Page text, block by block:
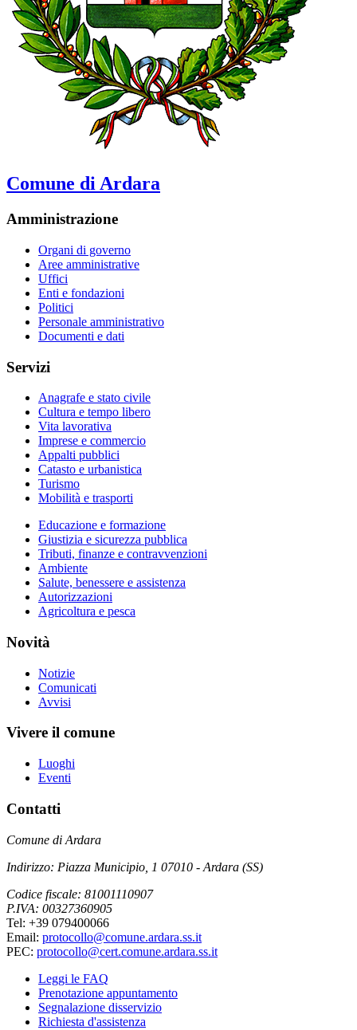
Comune di Ardara
Amministrazione
Organi di governo
Aree amministrative
Uffici
Enti e fondazioni
Politici
Personale amministrativo
Documenti e dati
Servizi
Anagrafe e stato civile
Cultura e tempo libero
Vita lavorativa
Imprese e commercio
Appalti pubblici
Catasto e urbanistica
Turismo
Mobilità e trasporti
Educazione e formazione
Giustizia e sicurezza pubblica
Tributi, finanze e contravvenzioni
Ambiente
Salute, benessere e assistenza
Autorizzazioni
Agricoltura e pesca
Novità
Notizie
Comunicati
Avvisi
Vivere il comune
Luoghi
Eventi
Contatti
Comune di Ardara
Indirizzo: Piazza Municipio, 1 07010 - Ardara (SS)
Codice fiscale: 81001110907
P.IVA: 00327360905
Tel: +39 079400066
Email: protocollo@comune.ardara.ss.it
PEC: protocollo@cert.comune.ardara.ss.it
Leggi le FAQ
Prenotazione appuntamento
Segnalazione disservizio
Richiesta d'assistenza